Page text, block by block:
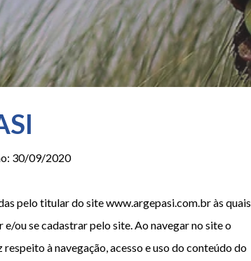
30/09/2020
pelo titular do site www.argepasi.com.br às quais
ou se cadastrar pelo site. Ao navegar no site o
à navegação, acesso e uso do conteúdo do